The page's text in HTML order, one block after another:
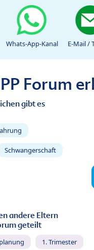
Whats-App-Kanal E-Mail /
Forum
gibt es
Schwangerschaft
andere Eltern
geteilt
1. Trimester